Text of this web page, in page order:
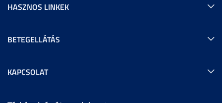
HASZNOS LINKEK
BETEGELLÁTÁS
KAPCSOLAT